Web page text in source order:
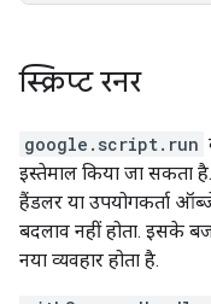
स्क्रिप्ट रनर
google.script.run
इस्तेमाल किया जा सकता
हैंडलर या उपयोगकर्ता
बदलाव नहीं होता. इसके
नया व्यवहार होता है.